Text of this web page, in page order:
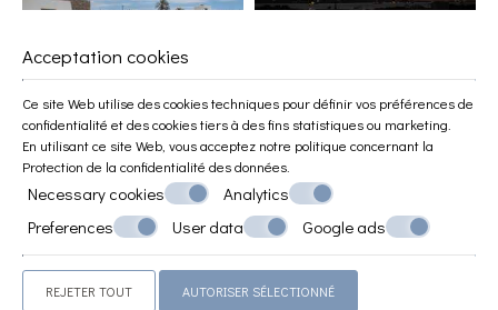
Acceptation cookies
Ce site Web utilise des cookies techniques pour définir vos préférences de
confidentialité et des cookies tiers à des fins statistiques ou marketing.
En utilisant ce site Web, vous acceptez notre politique concernant la
Protection de la confidentialité des données
Necessary cookies
Analytics
Preferences
User data Google ads
REJETER TOUT AUTORISER SÉLECTIONNÉ